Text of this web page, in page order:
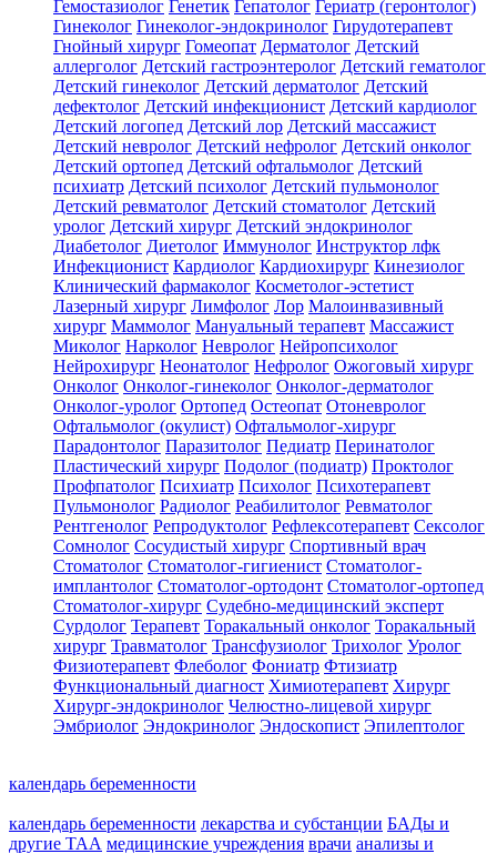
Гемостазиолог Генетик Гепатолог Гериатр (геронтолог)
Гинеколог Гинеколог-эндокринолог Гирудотерапевт
Гнойный хирург Гомеопат Дерматолог Детский
аллерголог Детский гастроэнтеролог Детский гематолог
Детский гинеколог Детский дерматолог Детский
дефектолог Детский инфекционист Детский кардиолог
Детский логопед Детский лор Детский массажист
Детский невролог Детский нефролог Детский онколог
Детский ортопед Детский офтальмолог Детский
психиатр Детский психолог Детский пульмонолог
Детский ревматолог Детский стоматолог Детский
уролог Детский хирург Детский эндокринолог
Диабетолог Диетолог Иммунолог Инструктор лфк
Инфекционист Кардиолог Кардиохирург Кинезиолог
Клинический фармаколог Косметолог-эстетист
Лазерный хирург Лимфолог Лор Малоинвазивный
хирург Маммолог Мануальный терапевт Массажист
Миколог Нарколог Невролог Нейропсихолог
Нейрохирург Неонатолог Нефролог Ожоговый хирург
Онколог Онколог-гинеколог Онколог-дерматолог
Онколог-уролог Ортопед Остеопат Отоневролог
Офтальмолог (окулист) Офтальмолог-хирург
Парадонтолог Паразитолог Педиатр Перинатолог
Пластический хирург Подолог (подиатр) Проктолог
Профпатолог Психиатр Психолог Психотерапевт
Пульмонолог Радиолог Реабилитолог Ревматолог
Рентгенолог Репродуктолог Рефлексотерапевт Сексолог
Сомнолог Сосудистый хирург Спортивный врач
Стоматолог Стоматолог-гигиенист Стоматолог-
имплантолог Стоматолог-ортодонт Стоматолог-ортопед
Стоматолог-хирург Судебно-медицинский эксперт
Сурдолог Терапевт Торакальный онколог Торакальный
хирург Травматолог Трансфузиолог Трихолог Уролог
Физиотерапевт Флеболог Фониатр Фтизиатр
Функциональный диагност Химиотерапевт Хирург
Хирург-эндокринолог Челюстно-лицевой хирург
Эмбриолог Эндокринолог Эндоскопист Эпилептолог
календарь беременности
календарь беременности лекарства и субстанции БАДы и
другие ТАА медицинские учреждения врачи анализы и